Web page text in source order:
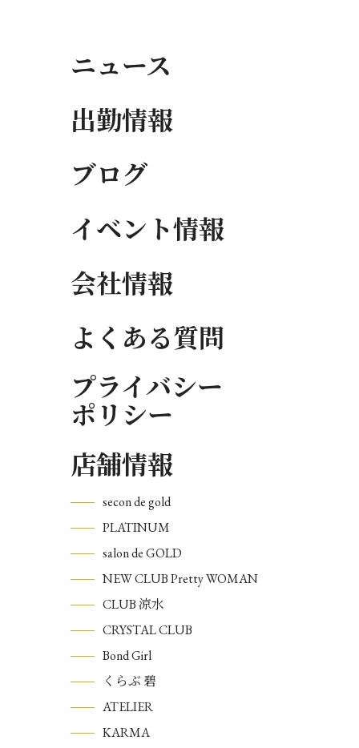
ニュース
出勤情報
ブログ
イベント情報
会社情報
よくある質問
プライバシー
ポリシー
店舗情報
secon de gold
PLATINUM
salon de GOLD
NEW CLUB Pretty WOMAN
CLUB 涼水
CRYSTAL CLUB
Bond Girl
くらぶ 碧
ATELIER
KARMA